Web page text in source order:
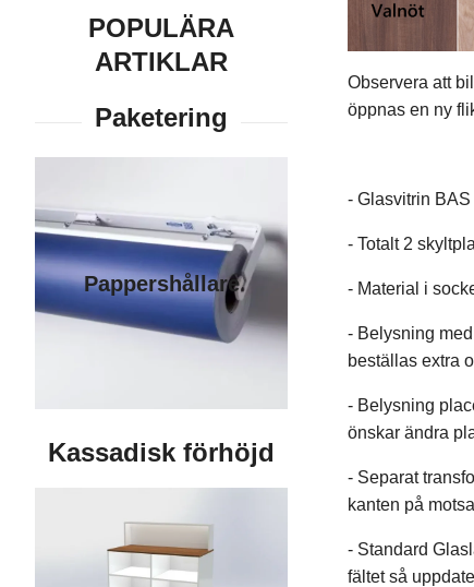
POPULÄRA
ARTIKLAR
Pappershållare
Observera att
öppnas en ny
- Glasvitrin
- Totalt 2
- Material i
- Belysning
beställas extra
- Belysning
önskar ändra
- Separat
kanten på
- Standard
fältet så